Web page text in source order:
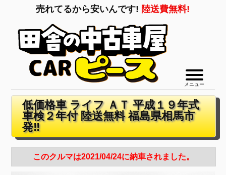
売れてるから安いんです! 陸送費無料!
メニュー
低価格車 ライフ ＡＴ 平成１９年式
車検２年付 陸送無料 福島県相馬市
発‼
このクルマは2021/04/24に納車されました。